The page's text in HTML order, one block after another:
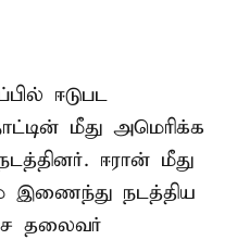
ஈடுபட
மீது அமெரிக்க
ஈரான் மீது
இணைந்து நடத்திய
தலைவர்